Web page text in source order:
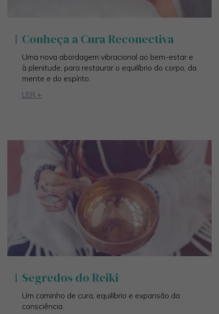
Conheça a Cura Reconectiva
Uma nova abordagem vibracional ao bem-estar e
à plenitude, para restaurar o equilíbrio do corpo, da
mente e do espírito.
LER +
Segredos do Reiki
Um caminho de cura, equilíbrio e expansão da
consciência.